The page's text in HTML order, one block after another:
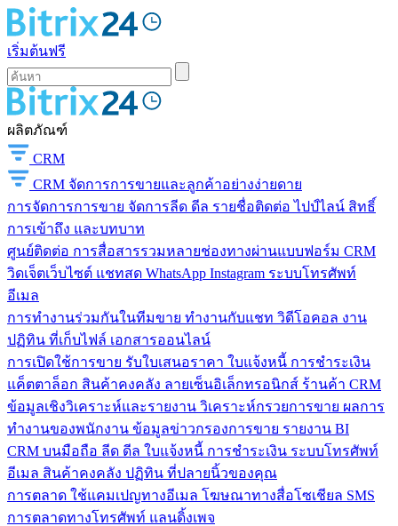
เริ่มต้นฟรี
ผลิตภัณฑ์
CRM
CRM จัดการการขายและลูกค้าอย่างง่ายดาย
การจัดการการขาย จัดการลีด ดีล รายชื่อติดต่อ ไปป์ไลน์ สิทธิ์
การเข้าถึง และบทบาท
ศูนย์ติดต่อ การสื่อสารรวมหลายช่องทางผ่านแบบฟอร์ม CRM
วิดเจ็ตเว็บไซต์ แชทสด WhatsApp Instagram ระบบโทรศัพท์
อีเมล
การทำงานร่วมกันในทีมขาย ทำงานกับแชท วิดีโอคอล งาน
ปฏิทิน ที่เก็บไฟล์ เอกสารออนไลน์
การเปิดใช้การขาย รับใบเสนอราคา ใบแจ้งหนี้ การชำระเงิน
แค็ตตาล็อก สินค้าคงคลัง ลายเซ็นอิเล็กทรอนิกส์ ร้านค้า CRM
ข้อมูลเชิงวิเคราะห์และรายงาน วิเคราะห์กรวยการขาย ผลการ
ทำงานของพนักงาน ข้อมูลข่าวกรองการขาย รายงาน BI
CRM บนมือถือ ลีด ดีล ใบแจ้งหนี้ การชำระเงิน ระบบโทรศัพท์
อีเมล สินค้าคงคลัง ปฏิทิน ที่ปลายนิ้วของคุณ
การตลาด ใช้แคมเปญทางอีเมล โฆษณาทางสื่อโซเชียล SMS
การตลาดทางโทรศัพท์ แลนดิ้งเพจ